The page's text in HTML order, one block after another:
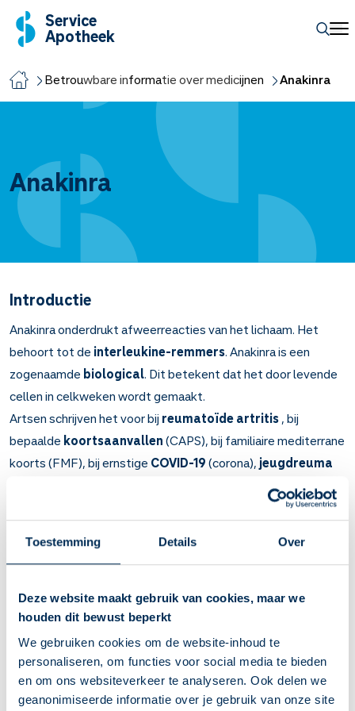
Toestemming Details Over
Deze website maakt gebruik van cookies, maar we
houden dit bewust beperkt
We gebruiken cookies om de website-inhoud te
personaliseren, om functies voor social media te bieden
en om ons websiteverkeer te analyseren. Ook delen we
geanonimiseerde informatie over je gebruik van onze site
Service
Apotheek
Betrouwbare informatie over medicijnen Anakinra
Anakinra
Introductie
Anakinra onderdrukt afweerreacties van het lichaam. Het
behoort tot de interleukine-remmers. Anakinra is een
zogenaamde biological. Dit betekent dat het door levende
cellen in celkweken wordt gemaakt.
Artsen schrijven het voor bij reumatoïde artritis, bij
bepaalde koortsaanvallen(CAPS), bij familiaire mediterrane
koorts (FMF), bij ernstige COVID-19(corona), jeugdreuma
(juveniele idiopathische artritis, JIA) en bij een speciale vorm
Belangrijk om te weten over Anakinra
Anakinra onderdrukt de lichaamsafweer en remt
ontstekingen, bijvoorbeeld in de gewrichten.
Bij reumatoïde artritis (reuma), samen met het medicijn
methotrexaat. Verder bij ziekten waarbij onder meer
koortsaanvallen optreden (CAPS), bij bepaalde vormen
van jeugdreuma, bij ernstige COVID-19 (corona), en bij
familiaire mediterrane koorts (FMF), soms samen met het
medicijn colchicine.